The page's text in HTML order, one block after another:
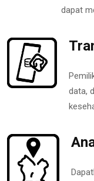
dapat
data,